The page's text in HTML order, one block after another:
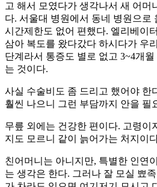
고 해서 모였다가 생각나서 새 어머
다. 서울대 병원에서 동네 병원으로
시간제한도 없어 편했다. 엘리베이
삼아 복도를 왔다갔다 하시다가 우
단계라서 통증도 별로 없고 3~4개
는 것이다.
사실 수술비도 좀 드리고 했어야 한
훨씬 나으니 그런 부담까지 안을 필
무릎 외에는 건강한 편이다. 고령이
지도 모르니 같이 늙어가는 처지이
친어머니는 아니지만, 특별한 인연
는 생각은 한다. 그러나 잘 모실 뾰